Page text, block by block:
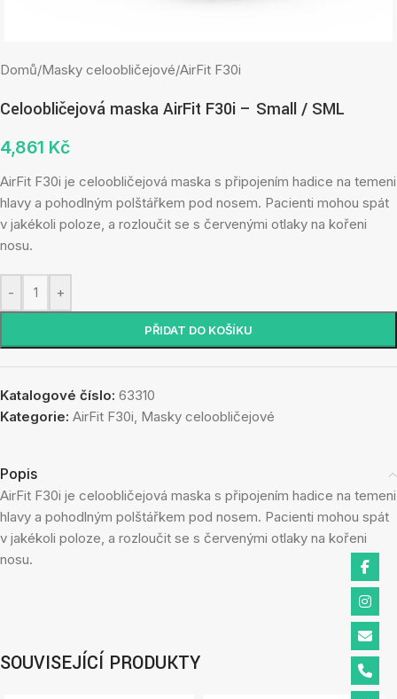
Domů/Masky celoobličejové/AirFit F30i
Celoobličejová maska AirFit F30i – Small / SML
4,861 Kč
AirFit F30i je celoobličejová maska s připojením hadice na temeni
hlavy a pohodlným polštářkem pod nosem. Pacienti mohou spát
v jakékoli poloze, a rozloučit se s červenými otlaky na kořeni
nosu.
- +
PŘIDAT DO KOŠÍKU
Katalogové číslo: 63310
Kategorie: AirFit F30i, Masky celoobličejové
Popis
AirFit F30i je celoobličejová maska s připojením hadice na temeni
hlavy a pohodlným polštářkem pod nosem. Pacienti mohou spát
v jakékoli poloze, a rozloučit se s červenými otlaky na kořeni
nosu.
SOUVISEJÍCÍ PRODUKTY